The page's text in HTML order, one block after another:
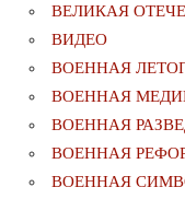
ВЕЛИКАЯ
ВИДЕО
ВОЕННАЯ
ВОЕННАЯ
ВОЕННАЯ
ВОЕННАЯ
ВОЕННАЯ